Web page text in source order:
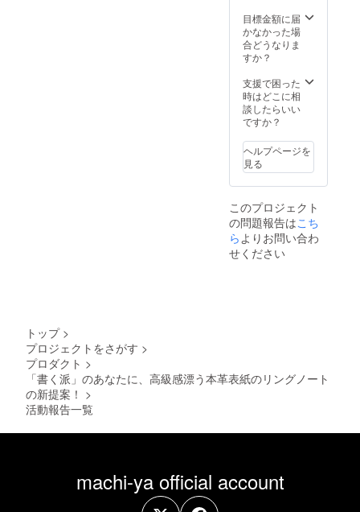
請求書
発行事
業者登
のある
インボ
イスが
必要な
は、実
行者に
直接お
問合せ
い）
ントブ
ルー、
ブルー
フェア
サクラ
ピン
ク 計
10色か
お選び
頂けま
す。 ■
適格請
行事業
者登録
番号：
あり
（適格
必要な
場合
目標金額に届
かなかった場
合どうなりま
すか？
支援で困った
時はどこに相
談したらいい
ですか？
ヘルプページを
見る
このプロジェクト
の問題報告はこち
ら よりお問い合わ
せください
トップ >
プロジェクトをさがす >
プロダクト >
「書く派」のあなたに、高級感漂う本革表紙のリングノート
の新提案！ >
活動報告一覧
machi-ya official account